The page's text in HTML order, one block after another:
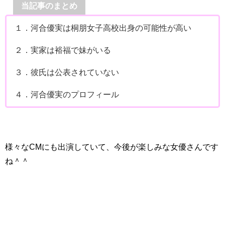
当記事のまとめ
１．河合優実は桐朋女子高校出身の可能性が高い
２．実家は裕福で妹がいる
３．彼氏は公表されていない
４．河合優実のプロフィール
様々なCMにも出演していて、今後が楽しみな女優さんです
ね＾＾